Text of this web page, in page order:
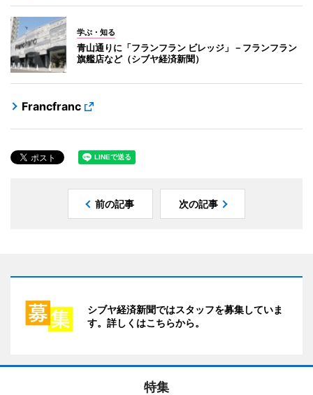
学ぶ・知る
青山通りに「フランフラン ビレッジ」－フランフラン
旗艦店など（シブヤ経済新聞）
Francfranc
前の記事 次の記事
シブヤ経済新聞ではスタッフを募集していま
す。詳しくはこちらから。
特集